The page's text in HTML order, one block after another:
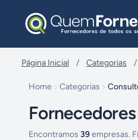
Página Inicial / Categorias /
Home Categorias
Encontramos 39empresas.